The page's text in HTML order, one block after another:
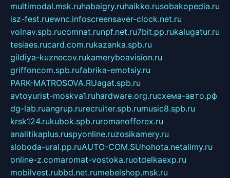
multimodal.msk.ruhabaigry.ruhaikko.rusobakopedia.ru
isz-fest.ruewnc.infoscreensaver-clock.net.ru
volnav.spb.rucomnat.runpf.net.ru7bit.pp.rukalugatur.ru
tesiaes.rucard.com.rukazanka.spb.ru
gildiya-kuznecov.rukameryboavision.ru
griffoncom.spb.rufabrika-emotsiy.ru
PARK-MATROSOVA.RUagat.spb.ru
avtoyurist-moskva1.ruhardware.org.ruсхема-авто.рф
dg-lab.ruangrup.rurecruiter.spb.rumusic8.spb.ru
krsk124.rukubok.spb.ruromanofforex.ru
analitikaplus.ruspyonline.ruzosikamery.ru
sloboda-ural.pp.ruAUTO-COM.SUhohota.netalimy.ru
online-z.comaromat-vostoka.ruotdelkaexp.ru
mobilvest.rubbd.net.rumebelshop.msk.ru